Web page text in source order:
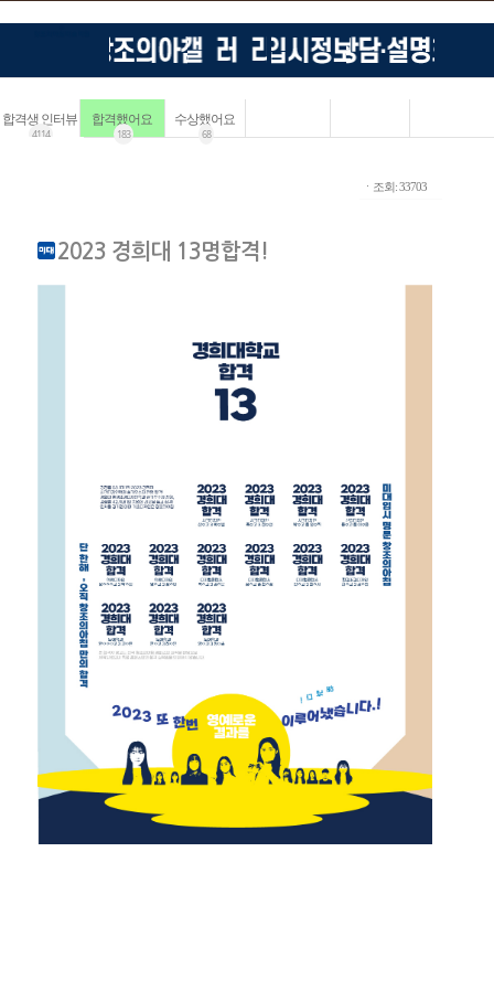
합격생 인터뷰
4114
합격했어요
183
수상했어요
68
ㆍ조회: 33703
2023 경희대 13명합격!